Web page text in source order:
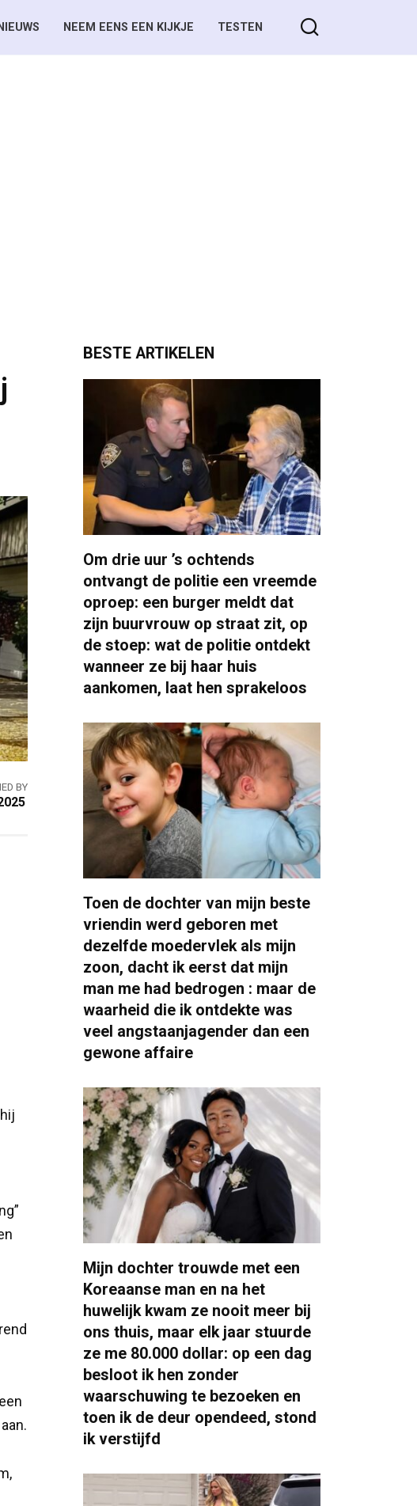
NEEM EENS EEN KIJKJE TESTEN
BY
BESTE ARTIKELEN
Om drie uur ’s ochtends
ontvangt de politie een vreemde
oproep: een burger meldt dat
zijn buurvrouw op straat zit, op
de stoep: wat de politie ontdekt
wanneer ze bij haar huis
aankomen, laat hen sprakeloos
Toen de dochter van mijn beste
vriendin werd geboren met
dezelfde moedervlek als mijn
zoon, dacht ik eerst dat mijn
man me had bedrogen : maar de
waarheid die ik ontdekte was
veel angstaanjagender dan een
gewone affaire
Mijn dochter trouwde met een
Koreaanse man en na het
huwelijk kwam ze nooit meer bij
ons thuis, maar elk jaar stuurde
ze me 80.000 dollar: op een dag
besloot ik hen zonder
waarschuwing te bezoeken en
toen ik de deur opendeed, stond
ik verstijfd